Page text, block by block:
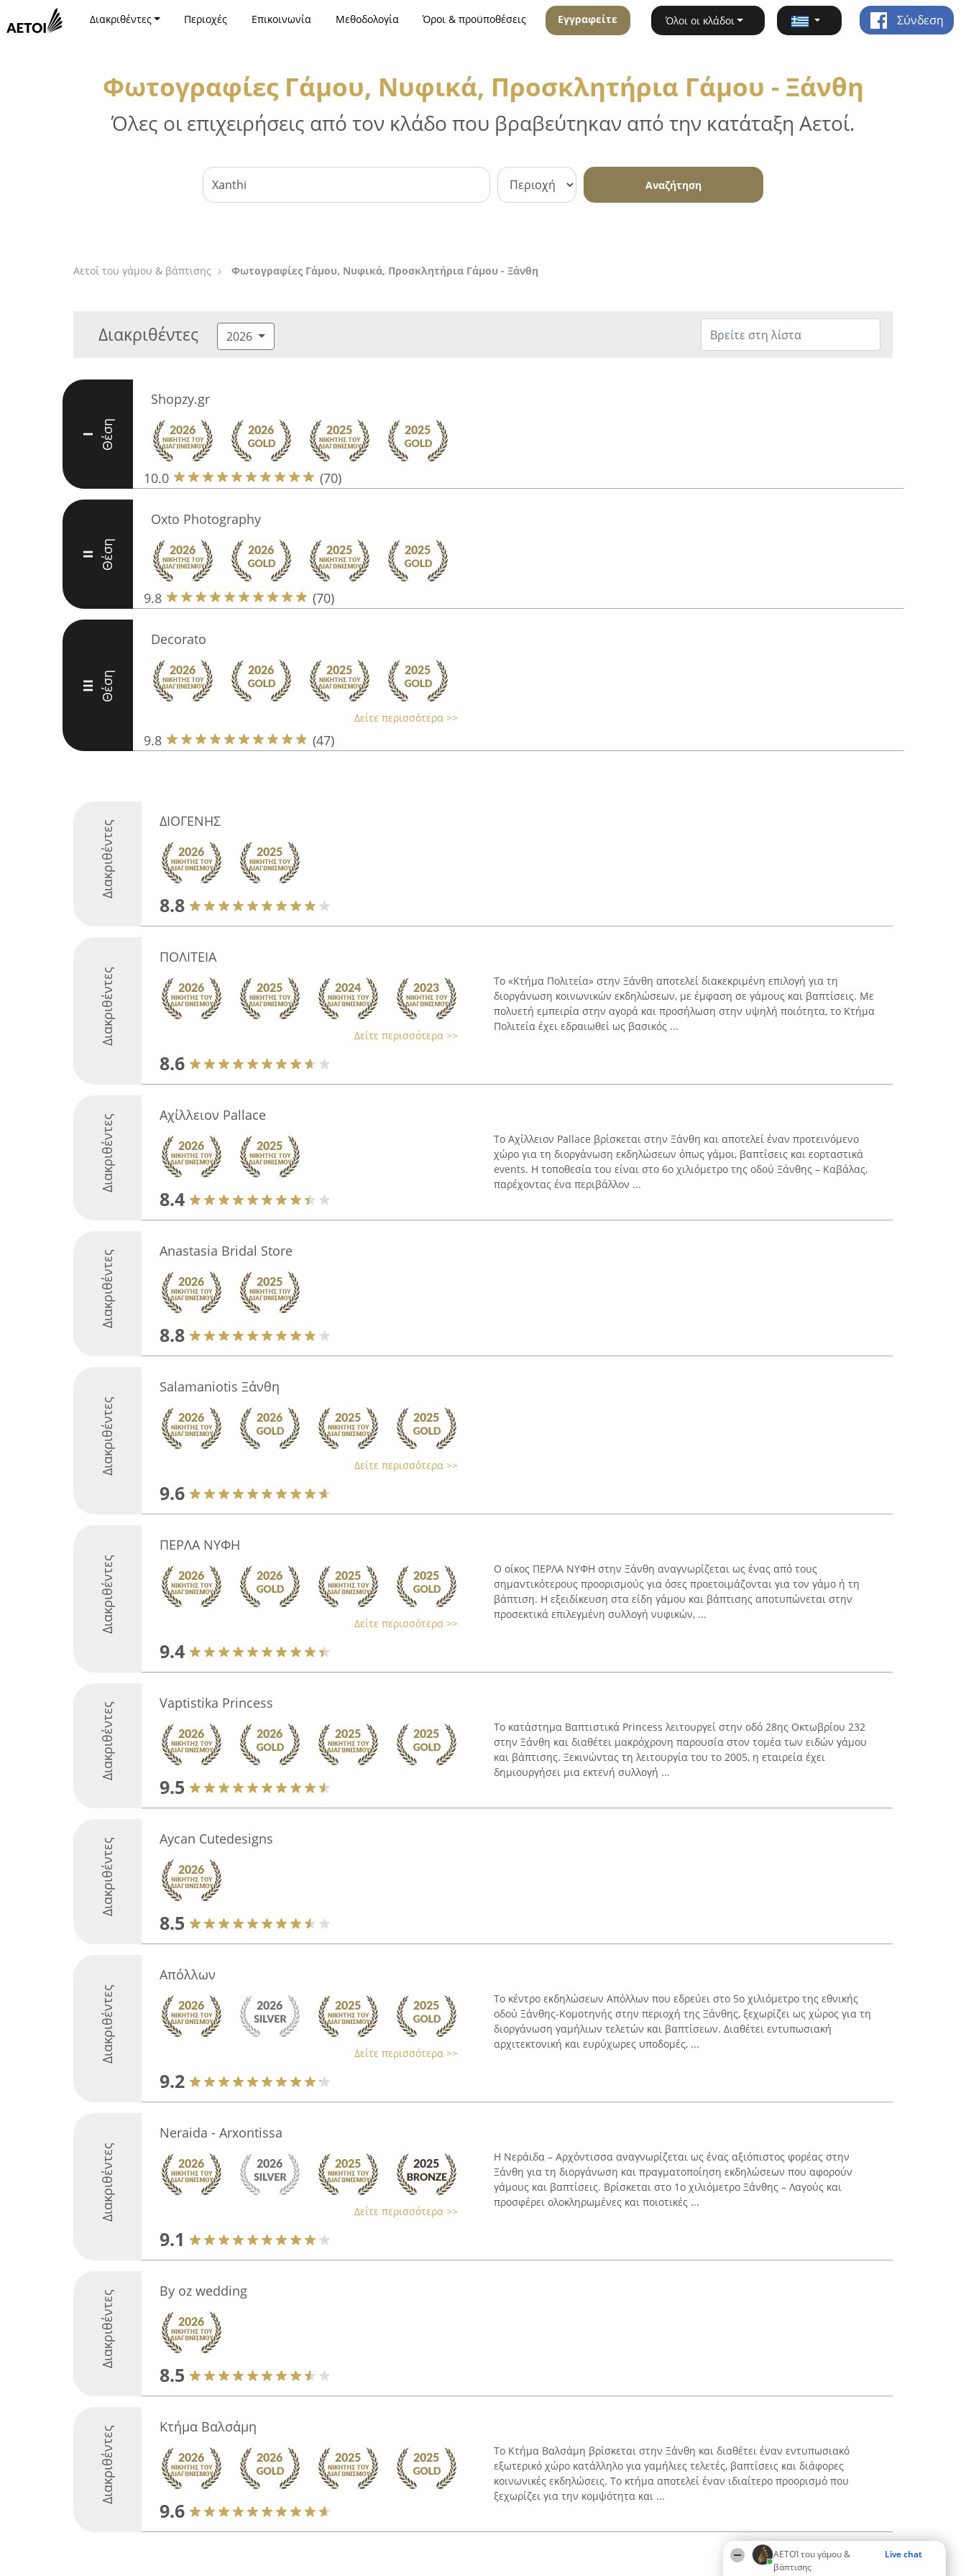
ΑΕΤΟΊ του γάμου &
βάπτισης
Live chat
Διακριθέντες Περιοχές Επικοινωνία Μεθοδολογία Όροι & προϋποθέσεις Εγγραφείτε Όλοι οι κλάδοι Σύνδεση
Φωτογραφίες Γάμου, Νυφικά, Προσκλητήρια Γάμου - Ξάνθη
Όλες οι επιχειρήσεις από τον κλάδο που βραβεύτηκαν από την κατάταξη Αετοί.
Αναζήτηση
Αετοί του γάμου & βάπτισης Φωτογραφίες Γάμου, Νυφικά, Προσκλητήρια Γάμου - Ξάνθη
Διακριθέντες 2026
I Θέση
Shopzy.gr
10.0 (70)
II Θέση
Oxto Photography
9.8 (70)
III Θέση
Decorato
Δείτε περισσότερα >>
9.8 (47)
Διακριθέντες ΔΙΟΓΕΝΗΣ
8.8
Διακριθέντες
ΠΟΛΙΤΕΙΑ
Δείτε περισσότερα >>
8.6
Το «Κτήμα Πολιτεία» στην Ξάνθη αποτελεί διακεκριμένη επιλογή για τη
διοργάνωση κοινωνικών εκδηλώσεων, με έμφαση σε γάμους και βαπτίσεις. Με
πολυετή εμπειρία στην αγορά και προσήλωση στην υψηλή ποιότητα, το Κτήμα
Πολιτεία έχει εδραιωθεί ως βασικός ...
Διακριθέντες Αχίλλειον Pallace
8.4
Το Αχίλλειον Pallace βρίσκεται στην Ξάνθη και αποτελεί έναν προτεινόμενο
χώρο για τη διοργάνωση εκδηλώσεων όπως γάμοι, βαπτίσεις και εορταστικά
events. Η τοποθεσία του είναι στο 6ο χιλιόμετρο της οδού Ξάνθης – Καβάλας,
παρέχοντας ένα περιβάλλον ...
Διακριθέντες Anastasia Bridal Store
8.8
Διακριθέντες
Salamaniotis Ξάνθη
Δείτε περισσότερα >>
9.6
Διακριθέντες
ΠΕΡΛΑ ΝΥΦΗ
Δείτε περισσότερα >>
9.4
Ο οίκος ΠΕΡΛΑ ΝΥΦΗ στην Ξάνθη αναγνωρίζεται ως ένας από τους
σημαντικότερους προορισμούς για όσες προετοιμάζονται για τον γάμο ή τη
βάπτιση. Η εξειδίκευση στα είδη γάμου και βάπτισης αποτυπώνεται στην
προσεκτικά επιλεγμένη συλλογή νυφικών, ...
Διακριθέντες Vaptistika Princess
9.5
Το κατάστημα Βαπτιστικά Princess λειτουργεί στην οδό 28ης Οκτωβρίου 232
στην Ξάνθη και διαθέτει μακρόχρονη παρουσία στον τομέα των ειδών γάμου
και βάπτισης. Ξεκινώντας τη λειτουργία του το 2005, η εταιρεία έχει
δημιουργήσει μια εκτενή συλλογή ...
Διακριθέντες Aycan Cutedesigns
8.5
Διακριθέντες
Απόλλων
Δείτε περισσότερα >>
9.2
Το κέντρο εκδηλώσεων Απόλλων που εδρεύει στο 5ο χιλιόμετρο της εθνικής
οδού Ξάνθης-Κομοτηνής στην περιοχή της Ξάνθης, ξεχωρίζει ως χώρος για τη
διοργάνωση γαμήλιων τελετών και βαπτίσεων. Διαθέτει εντυπωσιακή
αρχιτεκτονική και ευρύχωρες υποδομές, ...
Διακριθέντες
Neraida - Arxontissa
Δείτε περισσότερα >>
9.1
Η Νεράιδα – Αρχόντισσα αναγνωρίζεται ως ένας αξιόπιστος φορέας στην
Ξάνθη για τη διοργάνωση και πραγματοποίηση εκδηλώσεων που αφορούν
γάμους και βαπτίσεις. Βρίσκεται στο 1ο χιλιόμετρο Ξάνθης – Λαγούς και
προσφέρει ολοκληρωμένες και ποιοτικές ...
Διακριθέντες By oz wedding
8.5
Διακριθέντες Κτήμα Βαλσάμη
9.6
Το Κτήμα Βαλσάμη βρίσκεται στην Ξάνθη και διαθέτει έναν εντυπωσιακό
εξωτερικό χώρο κατάλληλο για γαμήλιες τελετές, βαπτίσεις και διάφορες
κοινωνικές εκδηλώσεις. Το κτήμα αποτελεί έναν ιδιαίτερο προορισμό που
ξεχωρίζει για την κομψότητα και ...